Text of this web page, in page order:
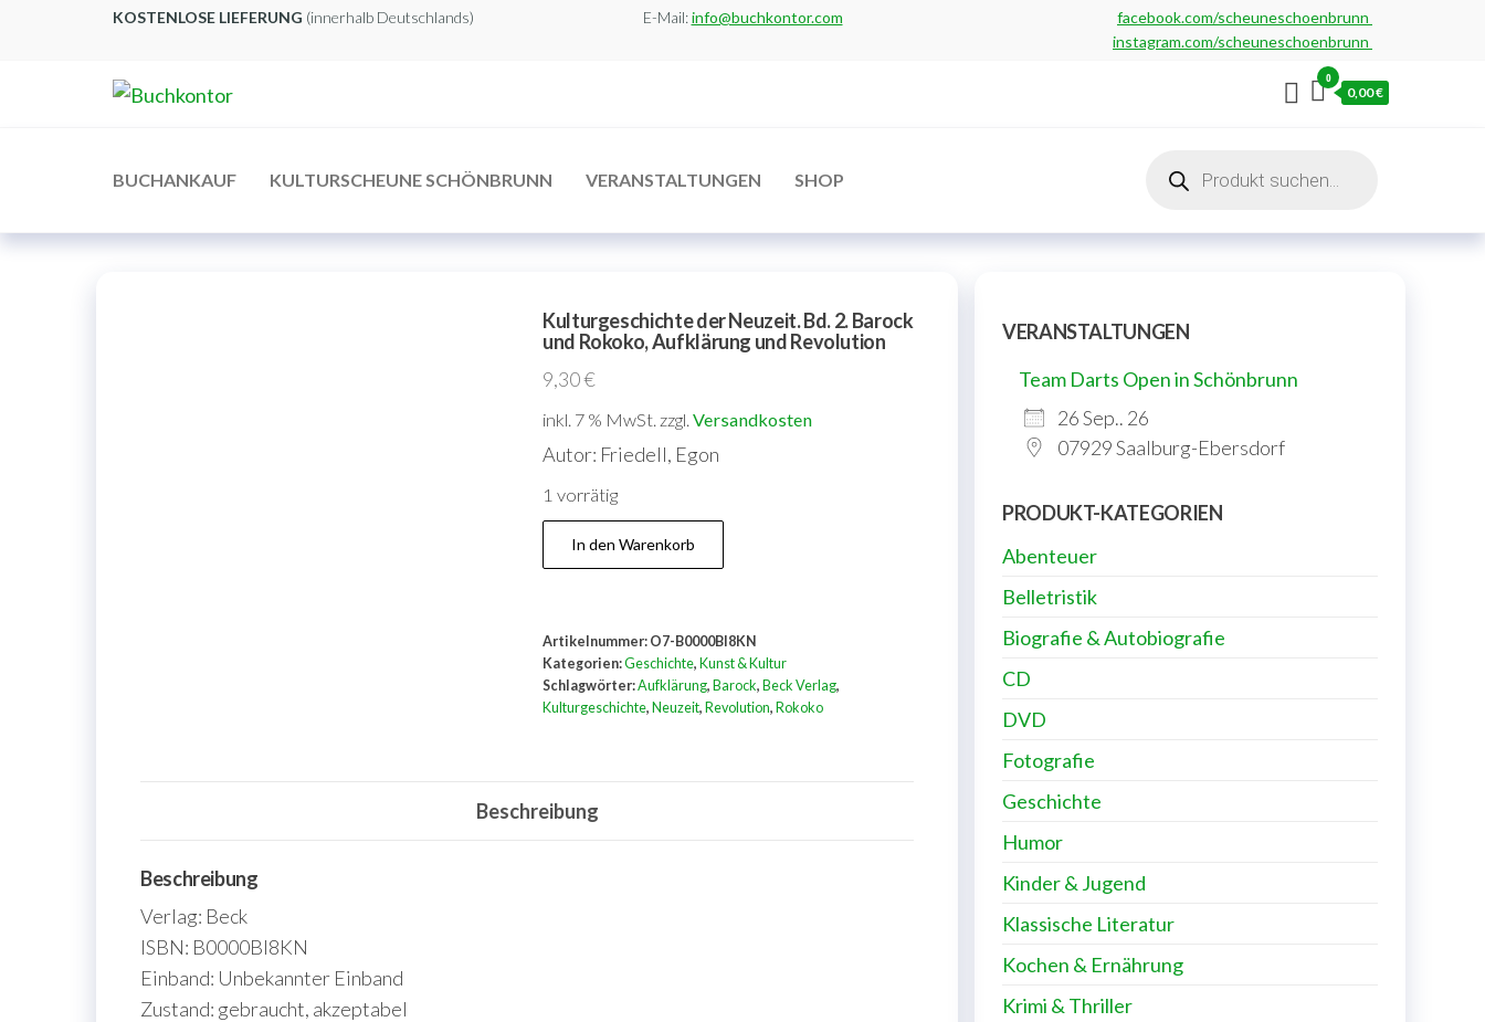
KOSTENLOSE LIEFERUNG (innerhalb Deutschlands) E-Mail:info@buchkontor.com
facebook.com/scheuneschoenbrunn
instagram.com/scheuneschoenbrunn
0
0,00 €
BUCHANKAUF KULTURSCHEUNE SCHÖNBRUNN VERANSTALTUNGEN SHOP
search
Kulturgeschichte der Neuzeit. Bd. 2. Barock
und Rokoko, Aufklärung und Revolution
9,30€
inkl. 7 % MwSt. zzgl. Versandkosten
Autor: Friedell, Egon
1 vorrätig
Kulturgeschichte
der
2.
Barock
und
und
In den Warenkorb
Artikelnummer: O7-B0000BI8KN
Kategorien:Geschichte, Kunst & Kultur
Schlagwörter:Aufklärung, Barock, Beck Verlag,
Kulturgeschichte, Neuzeit, Revolution, Rokoko
Beschreibung
Beschreibung
Verlag: Beck
ISBN: B0000BI8KN
Einband: Unbekannter Einband
Zustand: gebraucht, akzeptabel
VERANSTALTUNGEN
Team Darts Open in Schönbrunn
26 Sep.. 26
07929 Saalburg-Ebersdorf
PRODUKT-KATEGORIEN
Abenteuer
Belletristik
Biografie & Autobiografie
CD
DVD
Fotografie
Geschichte
Humor
Kinder & Jugend
Klassische Literatur
Kochen & Ernährung
Krimi & Thriller